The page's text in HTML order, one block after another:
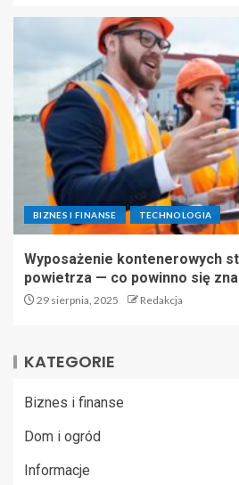
BIZNES I FINANSE TECHNOLOGIA
Wyposażenie kontenerowych
powietrza — co powinno się
29 sierpnia, 2025 Redakcja
KATEGORIE
Biznes i finanse
Dom i ogród
Informacje